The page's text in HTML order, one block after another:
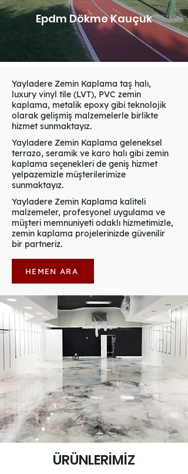
Epdm Dökme Kauçuk
Yayladere Zemin Kaplama taş halı,
luxury vinyl tile (LVT), PVC zemin
kaplama, metalik epoxy gibi teknolojik
olarak gelişmiş malzemelerle birlikte
hizmet sunmaktayız.
Yayladere Zemin Kaplama geleneksel
terrazo, seramik ve karo halı gibi zemin
kaplama seçenekleri de geniş hizmet
yelpazemizle müşterilerimize
sunmaktayız.
Yayladere Zemin Kaplama kaliteli
malzemeler, profesyonel uygulama ve
müşteri memnuniyeti odaklı hizmetimizle,
zemin kaplama projelerinizde güvenilir
bir partneriz.
HEMEN ARA
ÜRÜNLERİMİZ